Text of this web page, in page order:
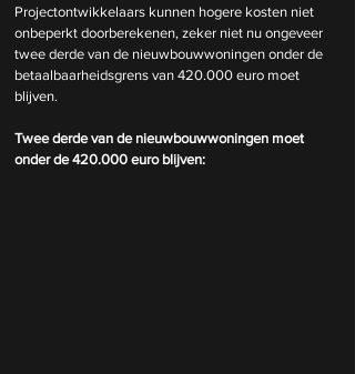
Projectontwikkelaars kunnen hogere kosten niet
onbeperkt doorberekenen, zeker niet nu ongeveer
twee derde van de nieuwbouwwoningen onder de
betaalbaarheidsgrens van 420.000 euro moet
blijven.
Twee derde van de nieuwbouwwoningen moet
onder de 420.000 euro blijven: